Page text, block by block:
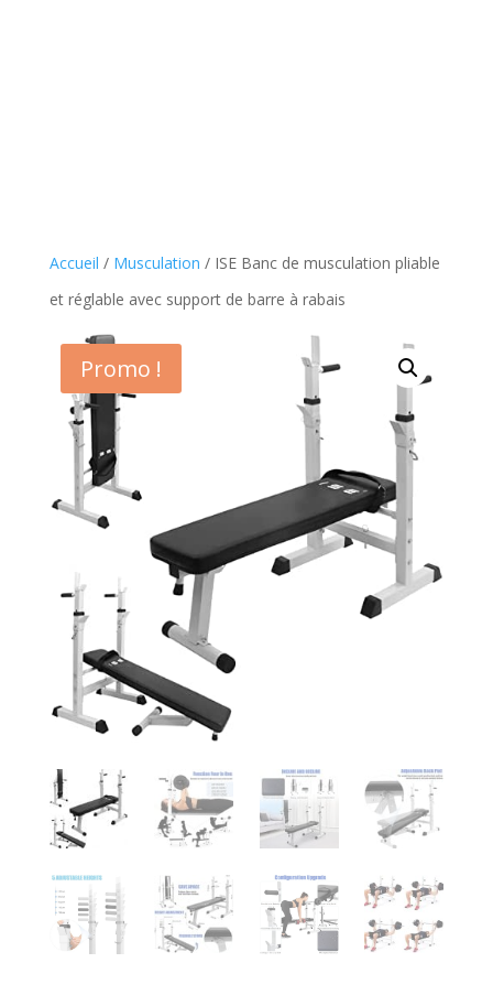
Accueil / Musculation / ISE Banc de musculation pliable
et réglable avec support de barre à rabais
Promo !